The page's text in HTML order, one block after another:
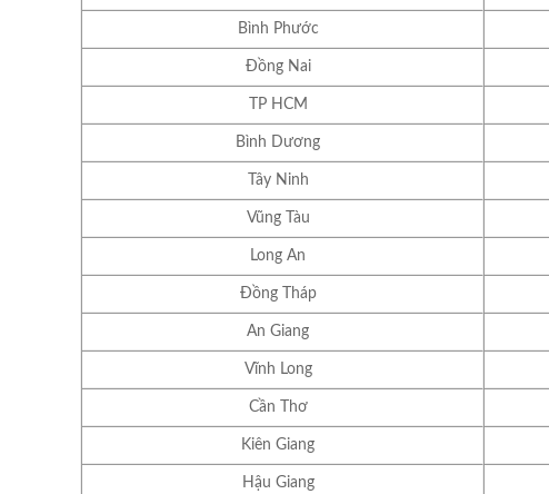
Bình Phước
Đồng Nai
TP HCM
Bình Dương
Tây Ninh
Vũng Tàu
Long An
Đồng Tháp
An Giang
Vĩnh Long
Cần Thơ
Kiên Giang
Hậu Giang